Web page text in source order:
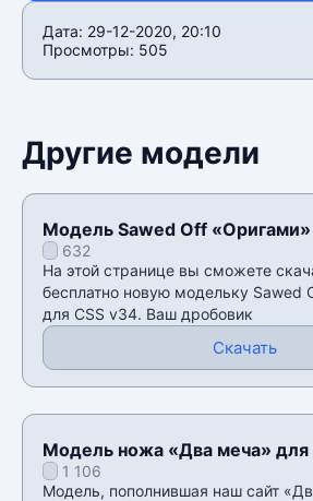
Дата: 29-12-2020, 20:10
Просмотры: 505
Другие модели
Модель Sawed Off «Оригами»
632
На этой странице вы сможете
бесплатно новую модельку Sawed
для CSS v34. Ваш дробовик
Скачать
Модель ножа «Два меча» для
1 106
Модель, пополнившая наш сайт